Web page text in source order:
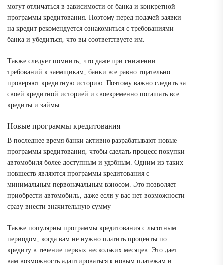
могут отличаться в зависимости от банка и конкретной
программы кредитования. Поэтому перед подачей заявки
на кредит рекомендуется ознакомиться с требованиями
банка и убедиться‚ что вы соответствуете им.
Также следует помнить‚ что даже при снижении
требований к заемщикам‚ банки все равно тщательно
проверяют кредитную историю. Поэтому важно следить за
своей кредитной историей и своевременно погашать все
кредиты и займы.
Новые программы кредитования
В последнее время банки активно разрабатывают новые
программы кредитования‚ чтобы сделать процесс покупки
автомобиля более доступным и удобным. Одним из таких
новшеств являются программы кредитования с
минимальным первоначальным взносом. Это позволяет
приобрести автомобиль‚ даже если у вас нет возможности
сразу внести значительную сумму.
Также популярны программы кредитования с льготным
периодом‚ когда вам не нужно платить проценты по
кредиту в течение первых нескольких месяцев. Это дает
вам возможность адаптироваться к новым платежам и